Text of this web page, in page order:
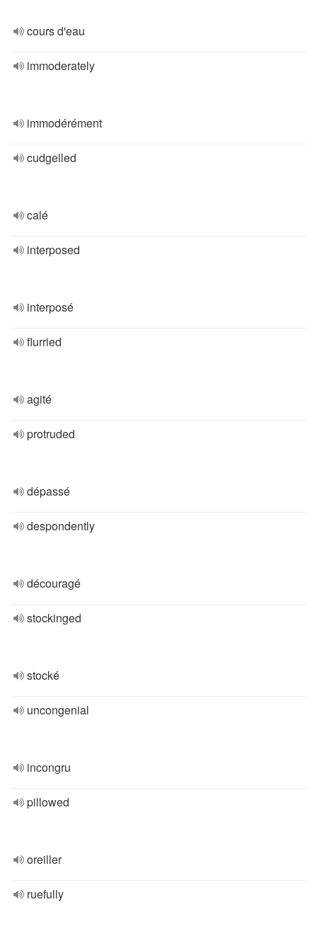
cours d'eau
immoderately
immodérément
cudgelled
calé
interposed
interposé
flurried
agité
protruded
dépassé
despondently
découragé
stockinged
stocké
uncongenial
incongru
pillowed
oreiller
ruefully